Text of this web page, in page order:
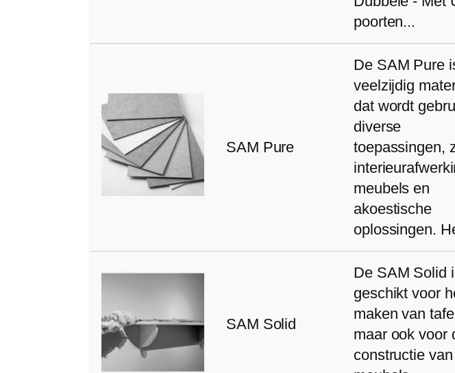
poorten...
SAM Pure
De SAM Pure
veelzijdig
dat wordt
diverse
toepassingen,
meubels en
akoestische
oplossingen.
SAM Solid
De SAM Solid
geschikt voor
maken van
maar ook voor
constructie van